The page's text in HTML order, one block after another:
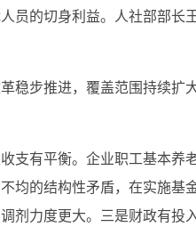
的切身利益。人社部部长
步推进，覆盖范围持续扩大
有平衡。企业职工基本养
均的结构性矛盾，在实施基
剂力度更大。三是财政有投